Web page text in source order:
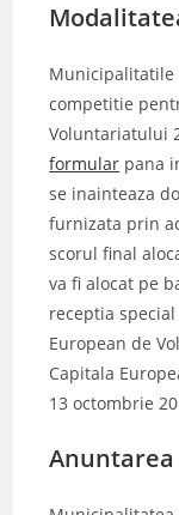
Municipalitatile
competitie
Voluntariatului
formular pana
se inainteaza
furnizata prin
scorul final
va fi alocat pe
receptia
European de
Capitala
13 octombrie